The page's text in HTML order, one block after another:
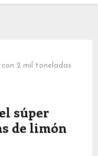
2 mil toneladas
súper
de limón